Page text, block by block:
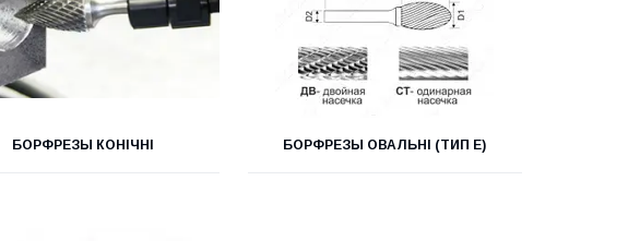
БОРФРЕЗЫ КОНІЧНІ БОРФРЕЗЫ ОВАЛЬНІ (ТИП Е)